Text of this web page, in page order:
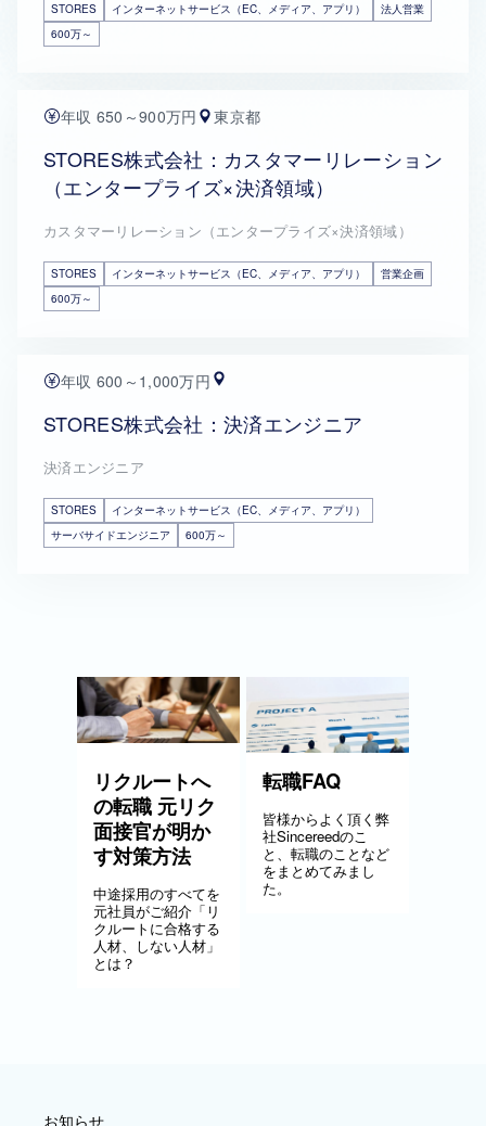
STORES インターネットサービス（EC、メディア、アプリ）
法人営業
600万～
年収 650～900万円 東京都
STORES株式会社：カスタマーリレーション
（エンタープライズ×決済領域）
カスタマーリレーション（エンタープライズ×決済領域）
STORES インターネットサービス（EC、メディア、アプリ）
営業企画
600万～
年収 600～1,000万円
STORES株式会社：決済エンジニア
決済エンジニア
STORES
インターネットサービス（EC、メディア、アプリ）
サーバサイドエンジニア
600万～
リクルートへ
の転職 元リク
面接官が明か
す対策方法
中途採用のすべてを
元社員がご紹介「リ
クルートに合格する
人材、しない人材」
とは？
転職FAQ
皆様からよく頂く弊
社Sincereedのこ
と、転職のことなど
をまとめてみまし
た。
お知らせ